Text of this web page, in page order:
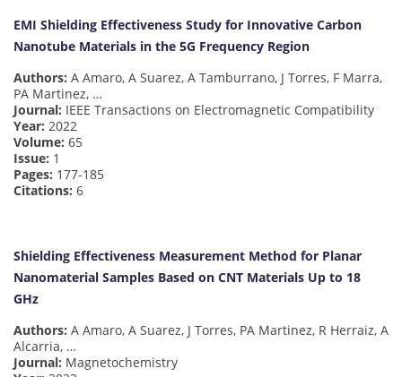
EMI Shielding Effectiveness Study for Innovative Carbon
Nanotube Materials in the 5G Frequency Region
Authors: A Amaro, A Suarez, A Tamburrano, J Torres, F Marra,
PA Martinez, …
Journal: IEEE Transactions on Electromagnetic Compatibility
Year: 2022
Volume: 65
Issue: 1
Pages: 177-185
Citations: 6
Shielding Effectiveness Measurement Method for Planar
Nanomaterial Samples Based on CNT Materials Up to 18
GHz
Authors: A Amaro, A Suarez, J Torres, PA Martinez, R Herraiz, A
Alcarria, …
Journal: Magnetochemistry